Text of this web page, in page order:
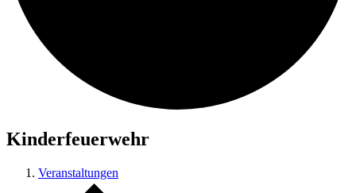
Kinderfeuerwehr
Veranstaltungen